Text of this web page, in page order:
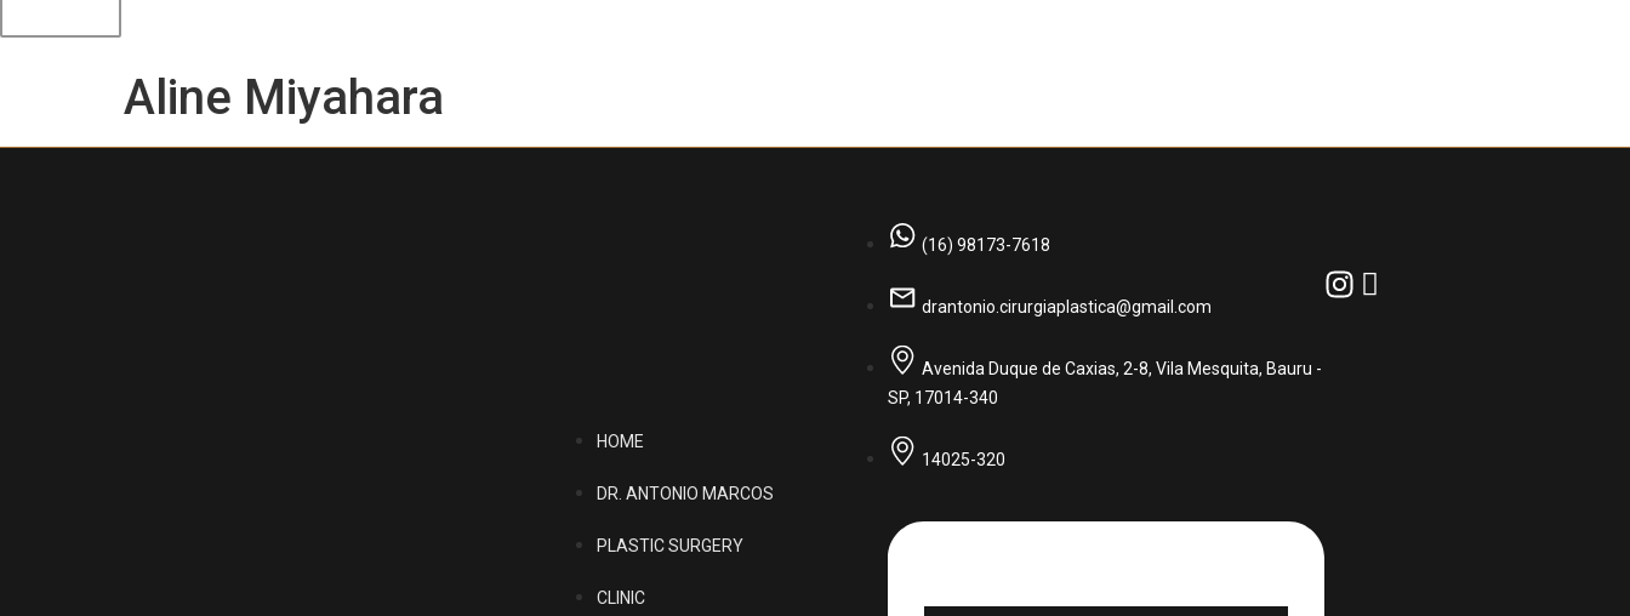
Aline Miyahara
HOME
DR. ANTONIO MARCOS
PLASTIC SURGERY
CLINIC
(16) 98173-7618
drantonio.cirurgiaplastica@gmail.com
Avenida Duque de Caxias, 2-8, Vila Mesquita, Bauru -
SP, 17014-340
14025-320